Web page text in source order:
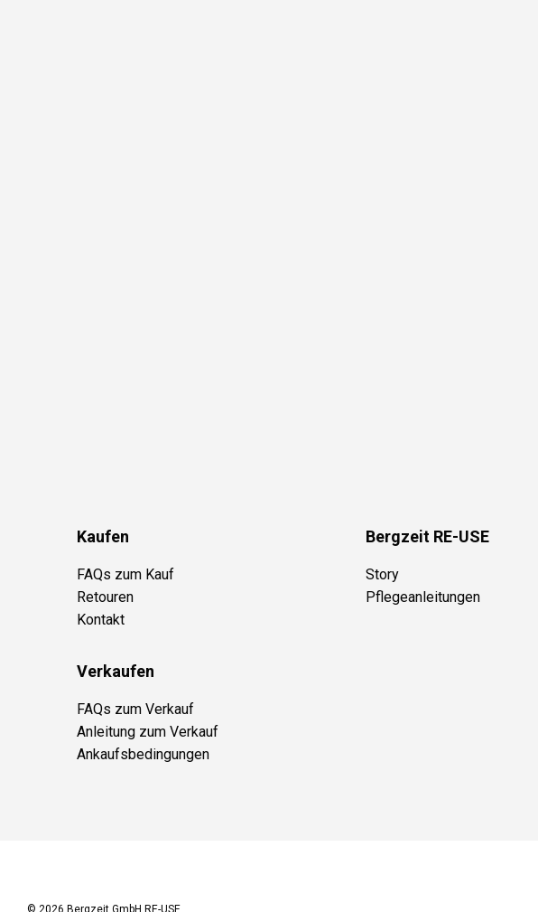
Kaufen
FAQs zum Kauf
Retouren
Kontakt
Bergzeit RE-USE
Story
Pflegeanleitungen
Verkaufen
FAQs zum Verkauf
Anleitung zum Verkauf
Ankaufsbedingungen